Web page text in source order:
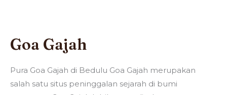
Goa Gajah
Pura Goa Gajah di Bedulu Goa Gajah merupakan
salah satu situs peninggalan sejarah di bumi